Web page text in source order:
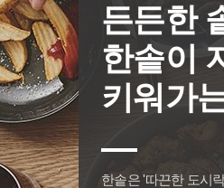
든든한
한솥이
키워가
한솥은 '따끈한 도시